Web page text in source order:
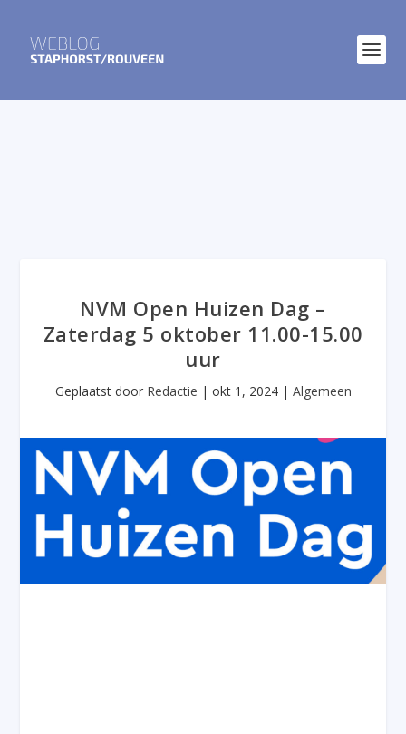
NVM Open Huizen Dag –
Zaterdag 5 oktober 11.00-15.00
uur
Geplaatst door Redactie | okt 1, 2024| Algemeen